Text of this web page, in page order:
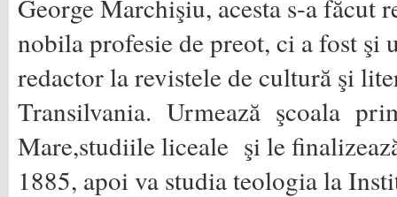
George Marchişiu, acesta s-a făcut
nobila profesie de preot, ci a fost şi
redactor la revistele de cultură şi
Transilvania. Urmează şcoala
Mare,studiile liceale şi le
1885, apoi va studia teologia la